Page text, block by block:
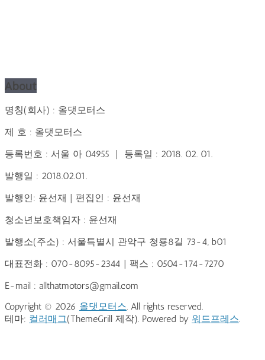
About
명칭(회사) : 올댓모터스
제 호 : 올댓모터스
등록번호 : 서울 아 04955 | 등록일 : 2018. 02. 01.
발행일 : 2018.02.01.
발행인: 윤선재 | 편집인 : 윤선재
청소년보호책임자 : 윤선재
발행소(주소) : 서울특별시 관악구 청룡8길 73-4, b01
대표전화 : 070-8095-2344 | 팩스 : 0504-174-7270
E-mail : allthatmotors@gmail.com
Copyright © 2026 올댓모터스. All rights reserved.
테마: 컬러매그(ThemeGrill 제작). Powered by 워드프레스.